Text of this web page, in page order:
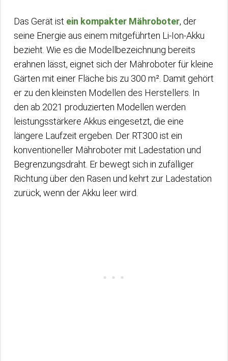
Das Gerät ist ein kompakter Mähroboter, der
seine Energie aus einem mitgeführten Li-Ion-Akku
bezieht. Wie es die Modellbezeichnung bereits
erahnen lässt, eignet sich der Mähroboter für kleine
Gärten mit einer Fläche bis zu 300 m². Damit gehört
er zu den kleinsten Modellen des Herstellers. In
den ab 2021 produzierten Modellen werden
leistungsstärkere Akkus eingesetzt, die eine
längere Laufzeit ergeben. Der RT300 ist ein
konventioneller Mähroboter mit Ladestation und
Begrenzungsdraht. Er bewegt sich in zufälliger
Richtung über den Rasen und kehrt zur Ladestation
zurück, wenn der Akku leer wird.